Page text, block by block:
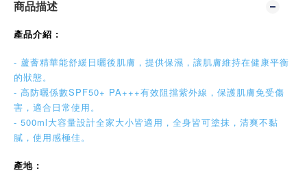
商品描述
產品介紹 :
- 蘆薈精華能舒緩日曬後肌膚，提供保濕，讓肌膚維持在健康平衡
的狀態。
- 高防曬係數SPF50+ PA+++有效阻擋紫外線，保護肌膚免受傷
害，適合日常使用。
- 500ml大容量設計全家大小皆適用，全身皆可塗抹，清爽不黏
膩，使用感極佳。
產地 :